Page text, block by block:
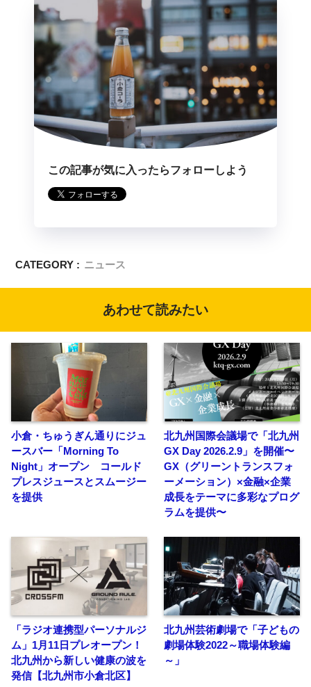
この記事が気に入ったらフォローしよう
CATEGORY : ニュース
あわせて読みたい
小倉・ちゅうぎん通りにジュ
ースバー「Morning To
Night」オープン コールド
プレスジュースとスムージー
を提供
北九州国際会議場で「北九州
GX Day 2026.2.9」を開催〜
GX（グリーントランスフォ
ーメーション）×金融×企業
成長をテーマに多彩なプログ
ラムを提供〜
「ラジオ連携型パーソナルジ
ム」1月11日プレオープン！
北九州から新しい健康の波を
発信【北九州市小倉北区】
北九州芸術劇場で「子どもの
劇場体験2022～職場体験編
～」